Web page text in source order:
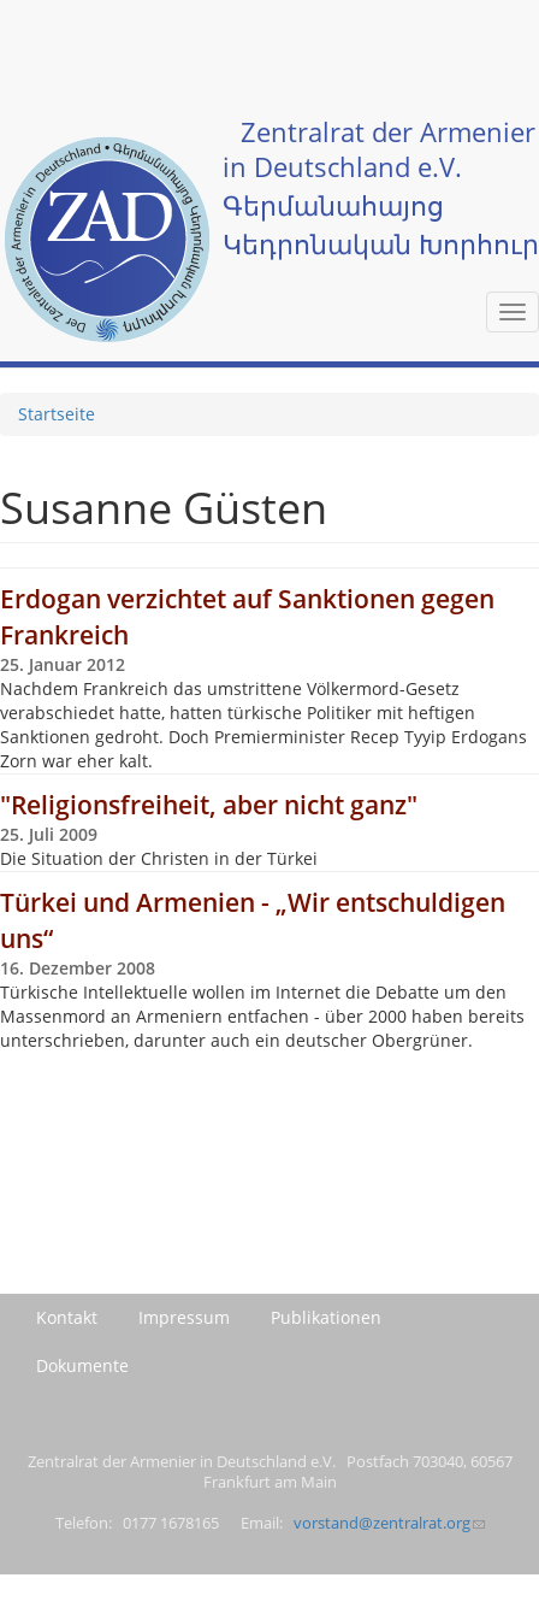
Zentralrat der Armenier
in Deutschland e.V.
Գերմանահայոց
Կեդրոնական
Startseite
Susanne Güsten
Erdogan verzichtet auf Sanktionen gegen
Frankreich
25. Januar 2012
Nachdem Frankreich das umstrittene Völkermord-Gesetz
verabschiedet hatte, hatten türkische Politiker mit heftigen
Sanktionen gedroht. Doch Premierminister Recep Tyyip Erdogans
Zorn war eher kalt.
"Religionsfreiheit, aber nicht ganz"
25. Juli 2009
Die Situation der Christen in der Türkei
Türkei und Armenien - „Wir entschuldigen
uns“
16. Dezember 2008
Türkische Intellektuelle wollen im Internet die Debatte um den
Massenmord an Armeniern entfachen - über 2000 haben bereits
unterschrieben, darunter auch ein deutscher Obergrüner.
Kontakt Impressum Publikationen
Dokumente
Zentralrat der Armenier in Deutschland e.V. Postfach 703040, 60567
Frankfurt am Main
Telefon: 0177 1678165 Email: vorstand@zentralrat.org